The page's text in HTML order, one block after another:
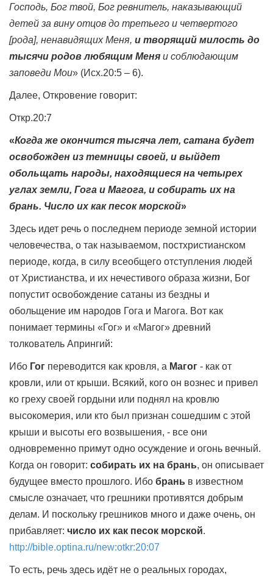
Господь, Бог твой, Бог ревнитель, наказывающий
детей за вину отцов до третьего и четвертого
[рода], ненавидящих Меня, и творящий милость до
тысячи родов любящим Меня и соблюдающим
заповеди Мои» (Исх.20:5 – 6).
Далее, Откровение говорит:
Откр.20:7
«Когда же окончится тысяча лет, сатана будет
освобожден из темницы своей, и выйдет
обольщать народы, находящиеся на четырех
углах земли, Гога и Магога, и собирать их на
брань. Число их как песок морской»
Здесь идет речь о последнем периоде земной истории
человечества, о так называемом, постхристианском
периоде, когда, в силу всеобщего отступления людей
от Христианства, и их нечестивого образа жизни, Бог
попустит освобождение сатаны из бездны и
обольщение им народов Гога и Магога. Вот как
понимает термины «Гог» и «Магог» древний
толкователь Апрингий:
Ибо Гог переводится как кровля, а Магог - как от
кровли, или от крыши. Всякий, кого он вознес и привел
ко греху своей гордыни или поднял на кровлю
высокомерия, или кто был признан сошедшим с этой
крыши и высоты его возвышения, - все они
одновременно примут одно осуждение и огонь вечный.
Когда он говорит: собирать их на брань, он описывает
будущее вместо прошлого. Ибо брань в известном
смысле означает, что грешники противятся добрым
делам. И поскольку грешников много и даже очень, он
прибавляет: число их как песок морской.
http://bible.optina.ru/new:otkr:20:07
То есть, речь здесь идёт не о реальных городах,